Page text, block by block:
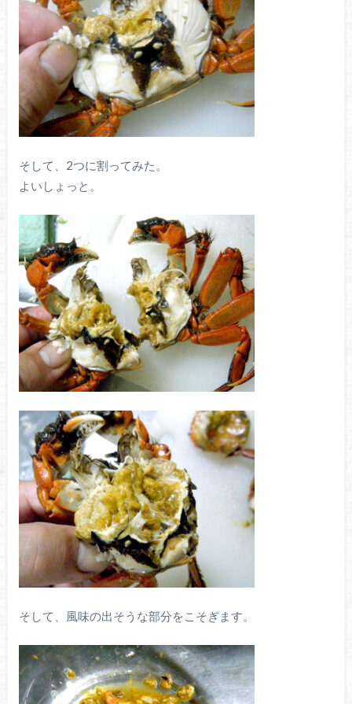
そして、2つに割ってみた。
よいしょっと。
そして、風味の出そうな部分をこそぎます。